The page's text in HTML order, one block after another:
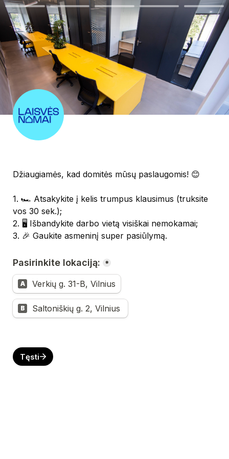
Džiaugiamės, kad domitės mūsų paslaugomis! 😊
1. 🏎️ Atsakykite į kelis trumpus klausimus (truksite
vos 30 sek.);
2. 🖥️ Išbandykite darbo vietą visiškai nemokamai;
3. 🎉 Gaukite asmeninį super pasiūlymą.
Pasirinkite lokaciją: *
A Verkių g. 31-B, Vilnius
B
Tęsti